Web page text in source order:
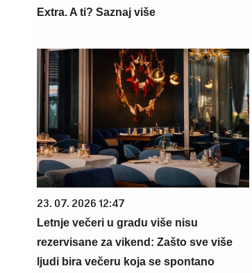
Extra. A ti? Saznaj više
23. 07. 2026 12:47
Letnje večeri u gradu više nisu
rezervisane za vikend: Zašto sve više
ljudi bira večeru koja se spontano